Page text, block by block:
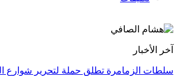
آخر الأخبار
سلطات الزمامرة تطلق حملة لتحرير شوارع